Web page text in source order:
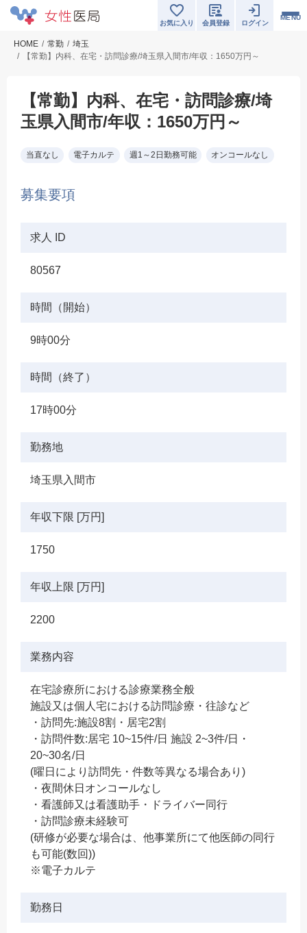
MENU
お気に入り 会員登録 ログイン
HOME 常勤
埼玉
【常勤】内科、在宅・訪問診療/埼玉県入間市/年収：1650万円～
【常勤】内科、在宅・訪問診療/埼
玉県入間市/年収：1650万円～
当直なし 電子カルテ 週1～2日勤務可能 オンコールなし
募集要項
求人 ID
80567
時間（開始）
9時00分
時間（終了）
17時00分
勤務地
埼玉県入間市
年収下限 [万円]
1750
年収上限 [万円]
2200
業務内容
在宅診療所における診療業務全般
施設又は個人宅における訪問診療・往診など
・訪問先:施設8割・居宅2割
・訪問件数:居宅 10~15件/日 施設 2~3件/日・
20~30名/日
(曜日により訪問先・件数等異なる場合あり)
・夜間休日オンコールなし
・看護師又は看護助手・ドライバー同行
・訪問診療未経験可
(研修が必要な場合は、他事業所にて他医師の同行
も可能(数回))
※電子カルテ
勤務日